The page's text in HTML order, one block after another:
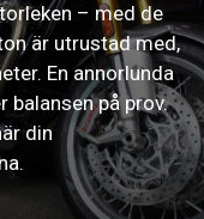
– med de
är utrustad med,
En annorlunda
balansen på prov.
din